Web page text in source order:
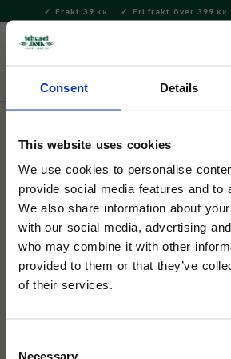
Consent Details
This website uses cookies
We use cookies to personalise
provide social media features and to
We also share information about
with our social media, advertising
who may combine it with other
provided to them or that they’ve
of their services.
Necessary
Meny
Frakt 39 KR Fri frakt över 399 KR
Te Matcha Matcha te
Tehuset Java
Okumidori
20g
Högkvalitativ matcha från Wazuka av
Odlad utan bekämpningsmedel. Mjuk
och djupa toner av umami.